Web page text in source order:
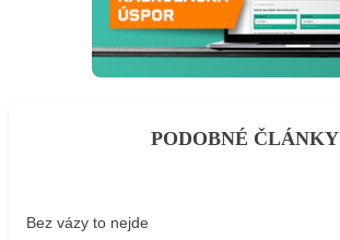
PODOBNÉ ČLÁNKY
Bez vázy to nejde